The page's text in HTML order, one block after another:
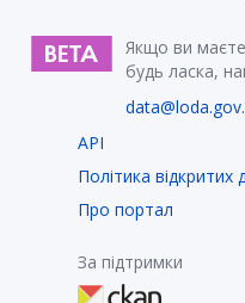
Якщо ви
будь ласка,
API
Політика відкритих
Про портал
За підтримки